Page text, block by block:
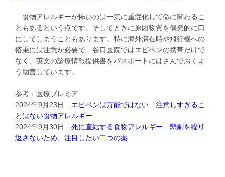
食物アレルギーが怖いのは一気に重症化して命に関わるこ
ともあるという点です。そしてときに原因物質を偶発的に口
にしてしまうこともあります。特に海外滞在時や飛行機への
搭乗には注意が必要で、谷口医院ではエピペンの携帯だけで
なく、英文の診療情報提供書をパスポートにはさんでおくよ
う助言しています。
参考：医療プレミア
2024年9月23日 エピペンは万能ではない 注意しすぎるこ
とはない食物アレルギー
2024年9月30日 死に直結する食物アレルギー 悲劇を繰り
返さないため、注目したい二つの薬